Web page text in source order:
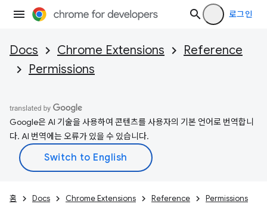
로그인
Docs Chrome Extensions
Reference
Permissions
Google은 AI 기술을 사용하여 콘텐츠를 사용자의 기본 언어로 번역합니
다. AI 번역에는 오류가 있을 수 있습니다.
홈 Docs Chrome Extensions Reference Permissions